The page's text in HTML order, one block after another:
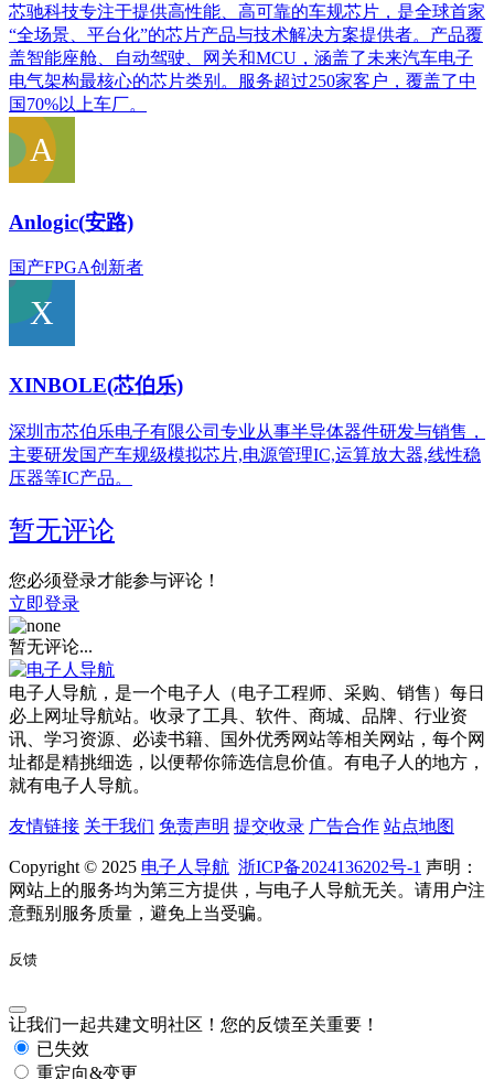
芯驰科技专注于提供高性能、高可靠的车规芯片，是全球首家
“全场景、平台化”的芯片产品与技术解决方案提供者。产品覆
盖智能座舱、自动驾驶、网关和MCU，涵盖了未来汽车电子
电气架构最核心的芯片类别。服务超过250家客户，覆盖了中
国70%以上车厂。
Anlogic(安路)
国产FPGA创新者
XINBOLE(芯伯乐)
深圳市芯伯乐电子有限公司专业从事半导体器件研发与销售，
主要研发国产车规级模拟芯片,电源管理IC,运算放大器,线性稳
压器等IC产品。
暂无评论
您必须登录才能参与评论！
立即登录
暂无评论...
电子人导航，是一个电子人（电子工程师、采购、销售）每日
必上网址导航站。收录了工具、软件、商城、品牌、行业资
讯、学习资源、必读书籍、国外优秀网站等相关网站，每个网
址都是精挑细选，以便帮你筛选信息价值。有电子人的地方，
就有电子人导航。
友情链接 关于我们 免责声明 提交收录 广告合作 站点地图
Copyright © 2025 电子人导航 浙ICP备2024136202号-1 声明：
网站上的服务均为第三方提供，与电子人导航无关。请用户注
意甄别服务质量，避免上当受骗。
反馈
让我们一起共建文明社区！您的反馈至关重要！
已失效
重定向&变更